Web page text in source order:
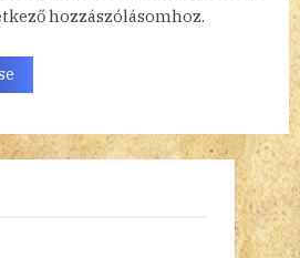
hozzászólásomhoz.